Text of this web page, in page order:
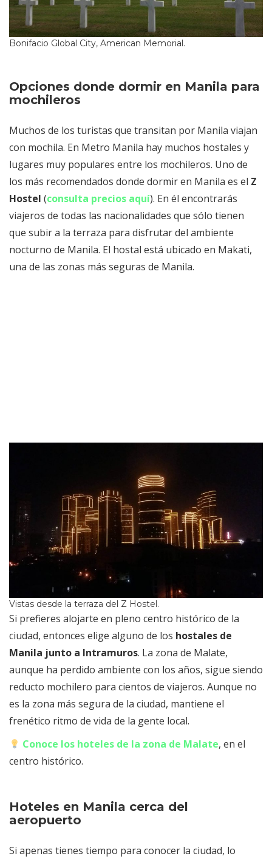
Bonifacio Global City, American Memorial.
Opciones donde dormir en Manila para
mochileros
Muchos de los turistas que transitan por Manila viajan
con mochila. En Metro Manila hay muchos hostales y
lugares muy populares entre los mochileros. Uno de
los más recomendados donde dormir en Manila es el Z
Hostel (consulta precios aquí). En él encontrarás
viajeros de todas las nacionalidades que sólo tienen
que subir a la terraza para disfrutar del ambiente
nocturno de Manila. El hostal está ubicado en Makati,
una de las zonas más seguras de Manila.
Vistas desde la terraza del Z Hostel.
Si prefieres alojarte en pleno centro histórico de la
ciudad, entonces elige alguno de los hostales de
Manila junto a Intramuros. La zona de Malate,
aunque ha perdido ambiente con los años, sigue siendo
reducto mochilero para cientos de viajeros. Aunque no
es la zona más segura de la ciudad, mantiene el
frenético ritmo de vida de la gente local.
Conoce los hoteles de la zona de Malate, en el
centro histórico.
Hoteles en Manila cerca del
aeropuerto
Si apenas tienes tiempo para conocer la ciudad, lo